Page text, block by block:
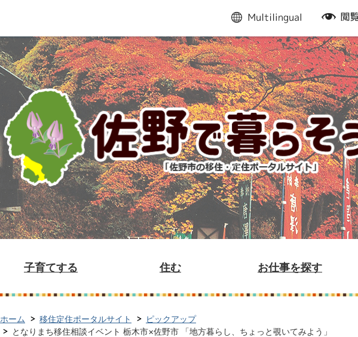
multilingual
閲
支
援
子育てする 住む お仕事を探す
ホーム 移住定住ポータルサイト
ピックアップ
となりまち移住相談イベント 栃木市×佐野市 「地方暮らし、ちょっと覗いてみよう」